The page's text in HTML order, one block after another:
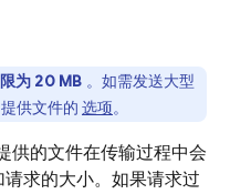
为 20 MB 。如需发送大型
供文件的 选项。
供的文件在传输过程中会
求的大小。如果请求过